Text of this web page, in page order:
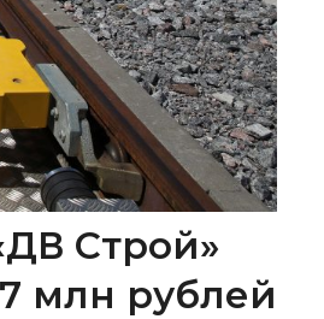
Строй»
млн рублей